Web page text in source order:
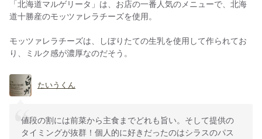
「北海道マルゲリータ」は、お店の一番人気のメニューで、北海
道十勝産のモッツァレラチーズを使用。
モッツァレラチーズは、しぼりたての生乳を使用して作られてお
り、ミルク感が濃厚なのだそう。
たいうくん
値段の割には前菜から主食までどれも旨い。そして提供の
タイミングが抜群！個人的に好きだったのはシラスのパス